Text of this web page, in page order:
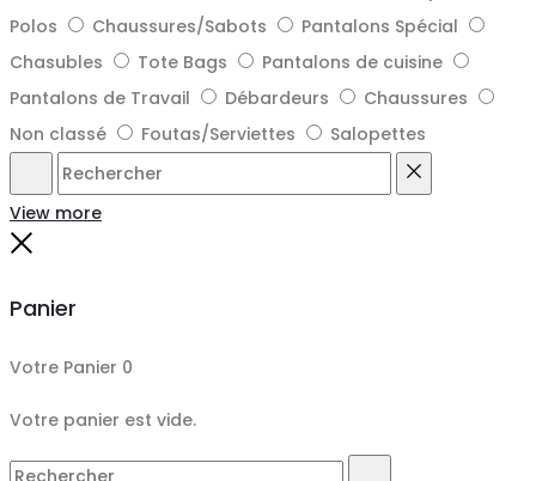
Polos
Chaussures/Sabots
Pantalons Spécial
Chasubles
Tote Bags
Pantalons de cuisine
Pantalons de Travail
Débardeurs
Chaussures
Non classé
Foutas/Serviettes Salopettes
Rechercher
View more
Panier
Votre Panier 0
Votre panier est vide.
Search